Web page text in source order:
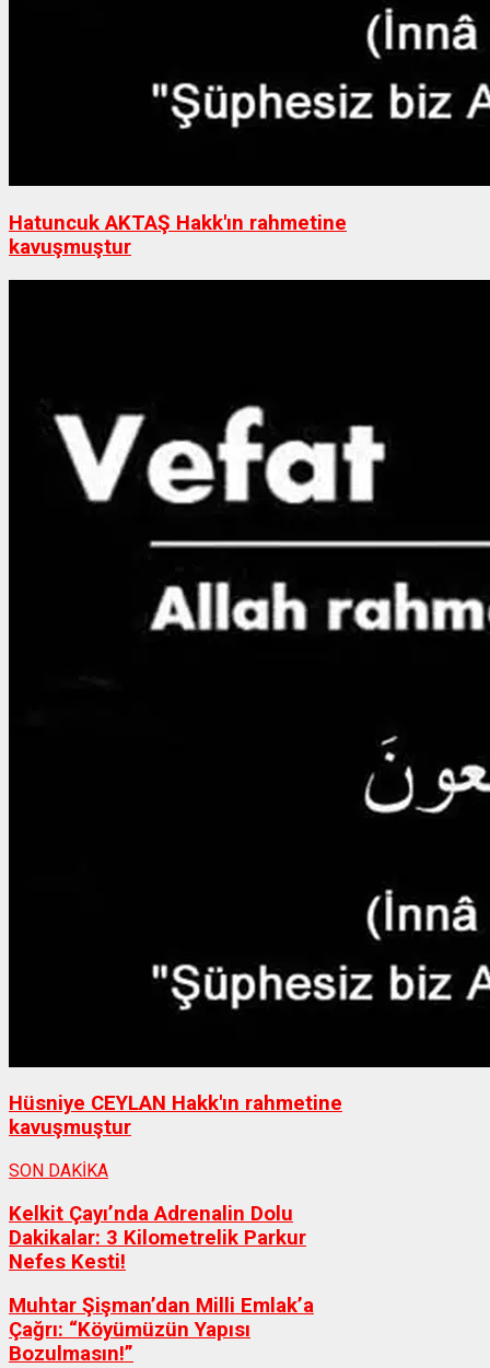
Hatuncuk AKTAŞ Hakk'ın rahmetine
kavuşmuştur
Hüsniye CEYLAN Hakk'ın rahmetine
kavuşmuştur
SON DAKİKA
Kelkit Çayı’nda Adrenalin Dolu
Dakikalar: 3 Kilometrelik Parkur
Nefes Kesti!
Muhtar Şişman’dan Milli Emlak’a
Çağrı: “Köyümüzün Yapısı
Bozulmasın!”